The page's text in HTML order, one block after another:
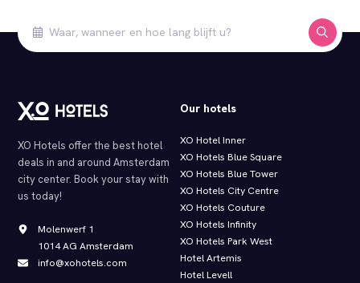
XO Hotels offer the best hotel
deals in and around Amsterdam
city center. Book your stay with
us today!
Molenwerf 1
1014 AG Amsterdam
info@xohotels.com
Our hotels
XO Hotel Inner
XO Hotels Blue Square
XO Hotels Blue Tower
XO Hotels City Centre
XO Hotels Couture
XO Hotels Infinity
XO Hotels Park West
Hotel Artemis
Hotel Levell